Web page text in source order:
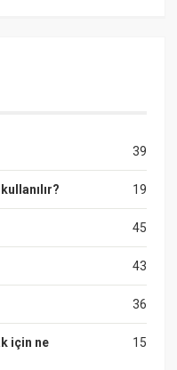
39
19
45
43
36
15
için ne